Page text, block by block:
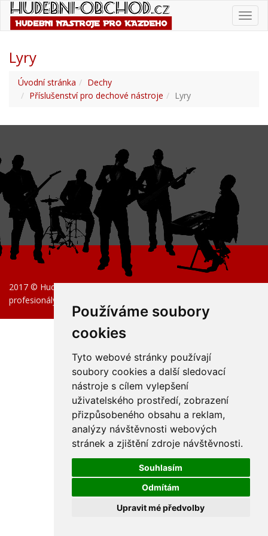
Používáme soubory
cookies
Tyto webové stránky používají
soubory cookies a další sledovací
nástroje s cílem vylepšení
uživatelského prostředí, zobrazení
přizpůsobeného obsahu a reklam,
analýzy návštěvnosti webových
stránek a zjištění zdroje návštěvnosti.
Souhlasím
Odmítám
Upravit mé předvolby
Lyry
Úvodní stránka
Dechy
Příslušenství pro dechové nástroje
Lyry
2017 © Hudební nástroje pro začátečníky, pokročilé i
profesionály.